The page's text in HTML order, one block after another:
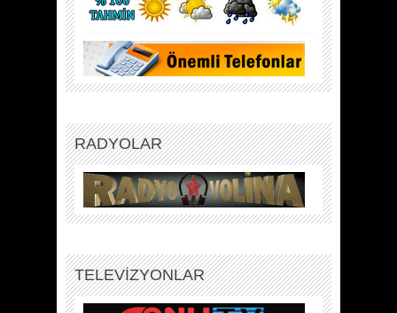
RADYOLAR
TELEVİZYONLAR